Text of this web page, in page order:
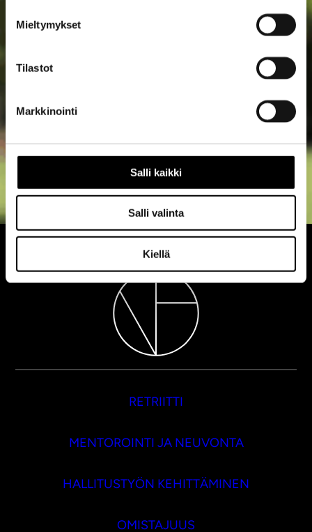
Mieltymykset
Tilastot
Markkinointi
Salli kaikki
Salli valinta
Kiellä
RETRIITTI
MENTOROINTI JA NEUVONTA
HALLITUSTYÖN KEHITTÄMINEN
OMISTAJUUS